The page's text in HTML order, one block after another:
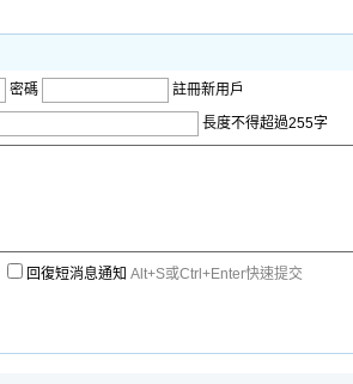
密碼
註冊新用戶
長度不得超過255字
回復短消息通知 Alt+S或Ctrl+Enter快速提交